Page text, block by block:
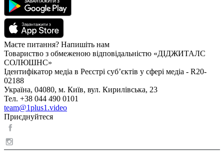
Маєте питання? Напишіть нам
Товариство з обмеженою відповідальністю «ДІДЖИТАЛС
СОЛЮШНС»
Ідентифікатор медіа в Реєстрі суб’єктів у сфері медіа - R20-
02188
Україна, 04080, м. Київ, вул. Кирилівська, 23
Тел. +38 044 490 0101
team@1plus1.video
Приєднуйтеся